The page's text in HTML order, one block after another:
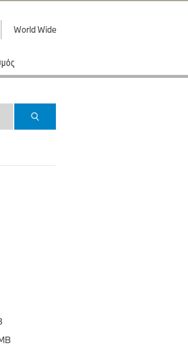
World Wide